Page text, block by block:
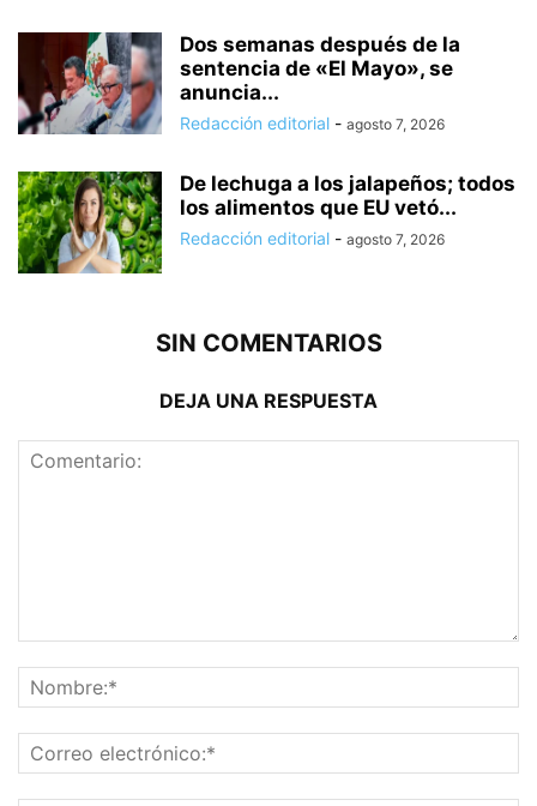
Dos semanas después de la
sentencia de «El Mayo», se
anuncia...
Redacción editorial - agosto 7, 2026
De lechuga a los jalapeños; todos
los alimentos que EU vetó...
Redacción editorial - agosto 7, 2026
SIN COMENTARIOS
DEJA UNA RESPUESTA